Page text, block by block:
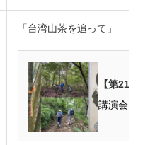
「台湾山茶を追って」
【第21